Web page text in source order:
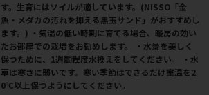
す。生育にはソイルが適しています。(NISSO「金
魚・メダカの汚れを抑える黒玉サンド」がおすすめし
ます。) ・気温の低い時期に育てる場合、暖房の効い
たお部屋での栽培をお勧めします。 ・水景を美しく
保つために、1週間程度水換えをしてください。 ・水
草は寒さに弱いです。寒い季節はできるだけ室温を2
0℃以上保つようにしてください。